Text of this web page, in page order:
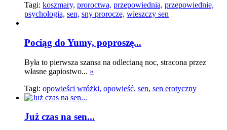
Tagi: koszmary, proroctwa, przepowiednia, przepowiednie,
psychologia, sen, sny prorocze, wieszczy sen
Pociąg do Yumy, poproszę...
Była to pierwsza szansa na odlecianą noc, stracona przez
własne gapiostwo... »
Tagi: opowieści wróżki, opowieść, sen, sen erotyczny
Już czas na sen...